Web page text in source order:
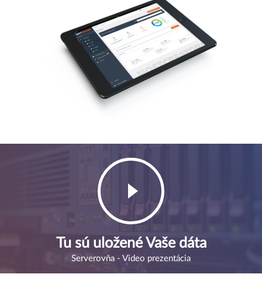
Tu sú uložené Vaše dáta
Serverovňa - Video prezentácia